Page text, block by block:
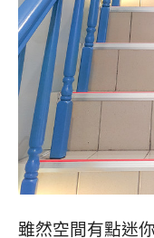
雖然空間有點迷